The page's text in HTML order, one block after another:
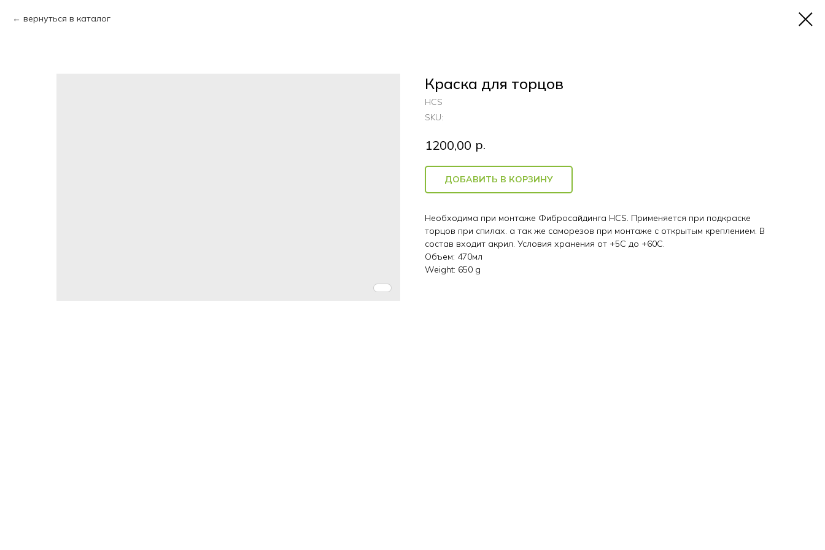
вернуться в каталог
Краска для торцов
HCS
SKU:
1200,00 р.
ДОБАВИТЬ В КОРЗИНУ
Необходима при монтаже Фибросайдинга HCS. Применяется при подкраске
торцов при спилах. а так же саморезов при монтаже с открытым креплением. В
состав входит акрил. Условия хранения от +5С до +60С.
Объем: 470мл
Weight: 650 g